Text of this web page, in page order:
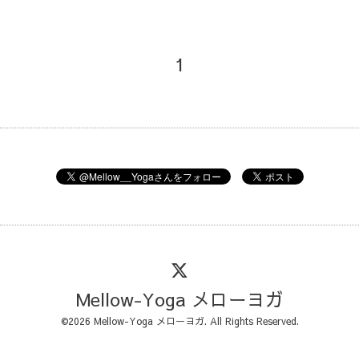
1
Mellow-Yoga メローヨガ
©2026 Mellow-Yoga メローヨガ. All Rights Reserved.